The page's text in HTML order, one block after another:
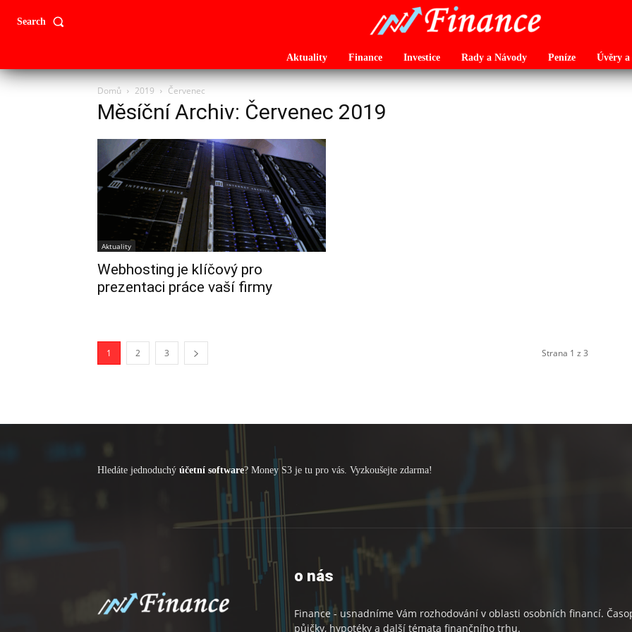
Search
Aktuality Finance Investice Rady a Návody Peníze Úvěry
Domů 2019 Červenec
Měsíční Archiv: Červenec 2019
Aktuality
Webhosting je klíčový pro
prezentaci práce vaší firmy
1 2 3 Strana 1 z 3
Hledáte jednoduchý účetní software? Money S3 je tu pro vás. Vyzkoušejte zdarma!
o nás
Finance - usnadníme Vám rozhodování v oblasti osobních financí.
půjčky, hypotéky a další témata finančního trhu.